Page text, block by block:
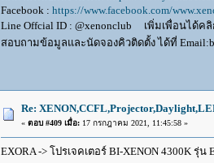
Facebook : https://www.facebook.com/
Line Offcial ID : @xenonclub เพิ่มเพื่อนได้ค
สอบถามข้อมูลและนัดจองคิวติดตั้ง ได้ที่
Re:
« ตอบ #409 เมื่อ:17 กรกฎาคม 2021, 11:45:58 »
EXORA -> โปรเจคเตอร์ BI-XENON 4300K รุ่น